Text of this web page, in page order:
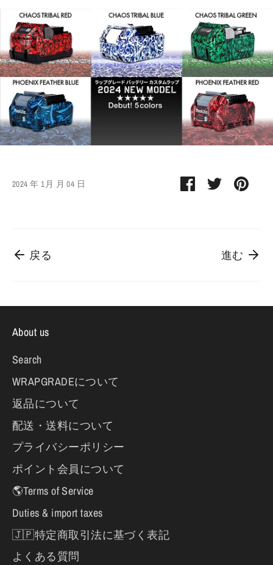
2024 年 1月 月 04 日
FacebookTwitterPin
戻る 進む
About us
Search
WRAPGRADEについて
返品について
配送・送料について
プライバシーポリシー
ポイント会員について
🌎Terms of Service
Duties & import taxes
🇯🇵特定商取引法に基づく表記
よくある質問